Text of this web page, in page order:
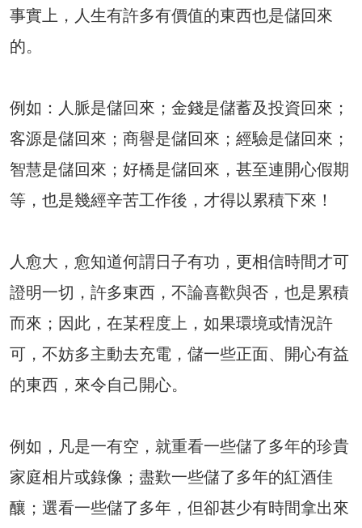
事實上，人生有許多有價值的東西也是儲回來
的。
例如：人脈是儲回來；金錢是儲蓄及投資回來；
客源是儲回來；商譽是儲回來；經驗是儲回來；
智慧是儲回來；好橋是儲回來，甚至連開心假期
等，也是幾經辛苦工作後，才得以累積下來！
人愈大，愈知道何謂日子有功，更相信時間才可
證明一切，許多東西，不論喜歡與否，也是累積
而來；因此，在某程度上，如果環境或情況許
可，不妨多主動去充電，儲一些正面、開心有益
的東西，來令自己開心。
例如，凡是一有空，就重看一些儲了多年的珍貴
家庭相片或錄像；盡歎一些儲了多年的紅酒佳
釀；選看一些儲了多年，但卻甚少有時間拿出來